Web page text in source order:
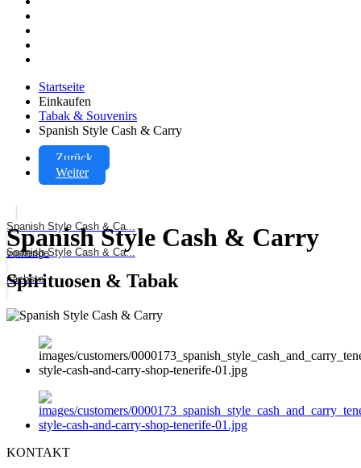
Startseite
Einkaufen
Tabak & Souvenirs
Spanish Style Cash & Carry
Zurück
Weiter
Spanish Style Cash & Ca...
vorherige
Spanish Style Cash & Ca...
nächste
Spanish Style Cash & Carry
Spirituosen & Tabak
KONTAKT